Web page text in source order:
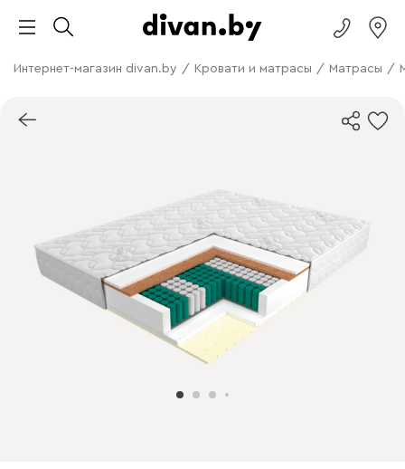
Интернет-магазин divan.by / Кровати и матрасы / Матрасы /